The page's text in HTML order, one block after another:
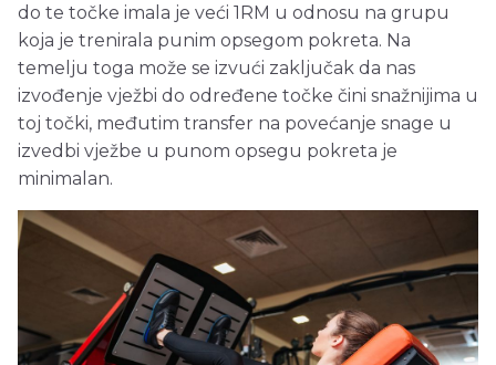
do te točke imala je veći 1RM u odnosu na grupu
koja je trenirala punim opsegom pokreta. Na
temelju toga može se izvući zaključak da nas
izvođenje vježbi do određene točke čini snažnijima u
toj točki, međutim transfer na povećanje snage u
izvedbi vježbe u punom opsegu pokreta je
minimalan.